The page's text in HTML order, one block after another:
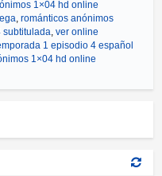
1×04 hd online
, románticos anónimos
subtitulada, ver online
1 episodio 4 español
1×04 hd online